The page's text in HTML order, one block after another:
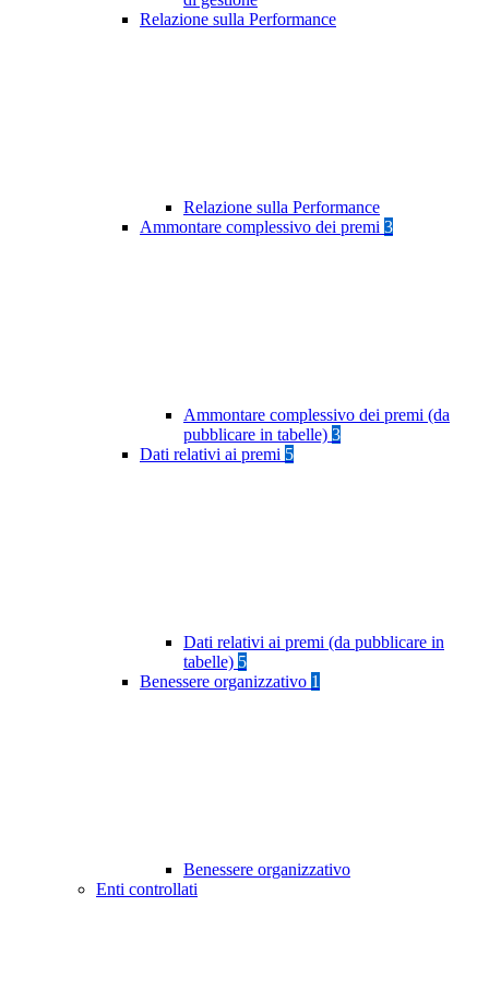
Relazione sulla Performance
Relazione sulla Performance
Ammontare complessivo dei premi 3
Ammontare complessivo dei premi (da
pubblicare in tabelle) 3
Dati relativi ai premi 5
Dati relativi ai premi (da pubblicare in
tabelle) 5
Benessere organizzativo 1
Benessere organizzativo
Enti controllati